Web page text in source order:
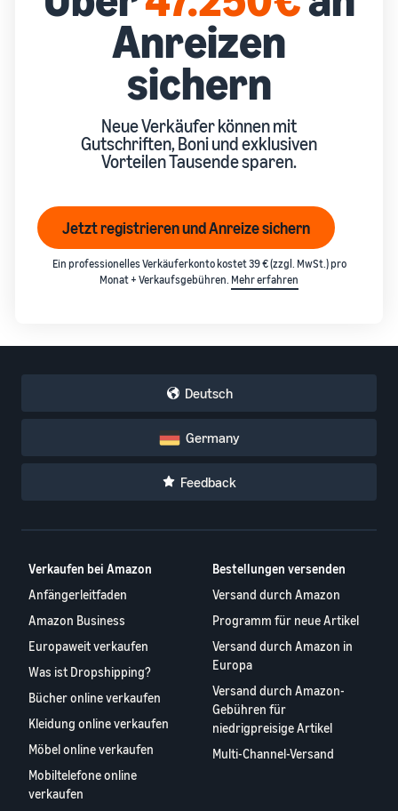
verkauft
Erweitern Sie Ihre T-Shirt-Anreizen
sichern
Neue Verkäufer können mit
Gutschriften, Boni und exklusiven
Vorteilen Tausende sparen.
Jetzt registrieren und Anreize sichern
Ein professionelles Verkäuferkonto kostet 39 € (zzgl. MwSt.) pro
Monat + Verkaufsgebühren. Mehr erfahren
Deutsch
Germany
Feedback
Verkaufen bei Amazon
Anfängerleitfaden
Amazon Business
Europaweit verkaufen
Was ist Dropshipping?
Bücher online verkaufen
Kleidung online verkaufen
Möbel online verkaufen
Mobiltelefone online
verkaufen
Bestellungen versenden
Versand durch Amazon
Programm für neue Artikel
Versand durch Amazon in
Europa
Versand durch Amazon-
Gebühren für
niedrigpreisige Artikel
Multi-Channel-Versand